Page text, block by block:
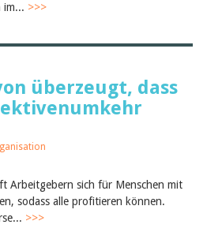
im... >>>
überzeugt, dass
Arbeitgebern sich für Menschen mit
sodass alle profitieren können.
>>>